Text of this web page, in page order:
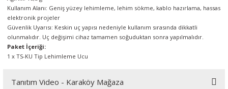
Kullanım Alanı: Geniş yüzey lehimleme, lehim sökme, kablo hazırlama, hassas
elektronik projeler
Güvenlik Uyarısı: Keskin uç yapısı nedeniyle kullanım sırasında dikkatli
olunmalıdır. Uç değişimi cihaz tamamen soğuduktan sonra yapılmalıdır.
Paket İçeriği:
1 x TS-KU Tip Lehimleme Ucu
Tanıtım Video - Karaköy Mağaza